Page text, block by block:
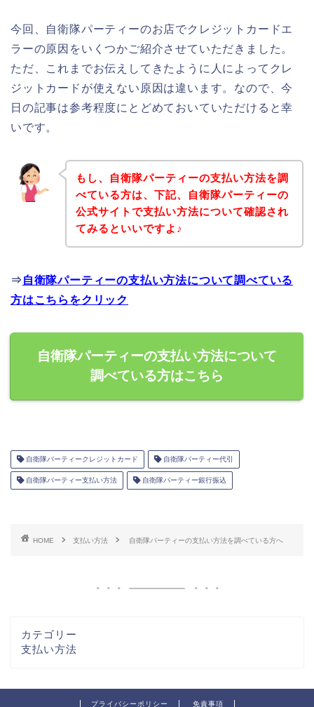
今回、自衛隊パーティーのお店でクレジットカードエ
ラーの原因をいくつかご紹介させていただきました。
ただ、これまでお伝えしてきたように人によってクレ
ジットカードが使えない原因は違います。なので、今
日の記事は参考程度にとどめておいていただけると幸
いです。
もし、自衛隊パーティーの支払い方法を調
べている方は、下記、自衛隊パーティーの
公式サイトで支払い方法について確認され
てみるといいですよ♪
⇒ 自衛隊パーティーの支払い方法について調べている
方はこちらをクリック
自衛隊パーティーの支払い方法について
調べている方はこちら
自衛隊パーティークレジットカード 自衛隊パーティー代引
自衛隊パーティー支払い方法 自衛隊パーティー銀行振込
HOME 支払い方法 自衛隊パーティーの支払い方法を調べている方へ
カテゴリー
支払い方法
プライバシーポリシー 免責事項